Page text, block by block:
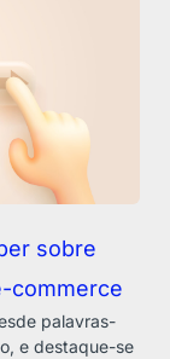
sobre
commerce
palavras-
e destaque-se